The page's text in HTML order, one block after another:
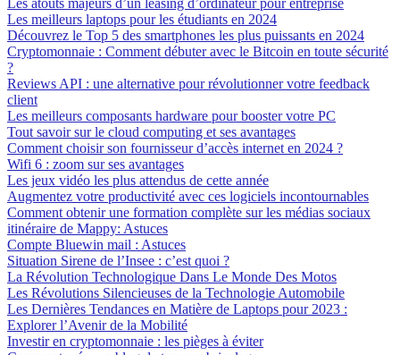
Les atouts majeurs d’un leasing d’ordinateur pour entreprise
Les meilleurs laptops pour les étudiants en 2024
Découvrez le Top 5 des smartphones les plus puissants en 2024
Cryptomonnaie : Comment débuter avec le Bitcoin en toute sécurité
?
Reviews API : une alternative pour révolutionner votre feedback
client
Les meilleurs composants hardware pour booster votre PC
Tout savoir sur le cloud computing et ses avantages
Comment choisir son fournisseur d’accès internet en 2024 ?
Wifi 6 : zoom sur ses avantages
Les jeux vidéo les plus attendus de cette année
Augmentez votre productivité avec ces logiciels incontournables
Comment obtenir une formation complète sur les médias sociaux
itinéraire de Mappy: Astuces
Compte Bluewin mail : Astuces
Situation Sirene de l’Insee : c’est quoi ?
La Révolution Technologique Dans Le Monde Des Motos
Les Révolutions Silencieuses de la Technologie Automobile
Les Dernières Tendances en Matière de Laptops pour 2023 :
Explorer l’Avenir de la Mobilité
Investir en cryptomonnaie : les pièges à éviter